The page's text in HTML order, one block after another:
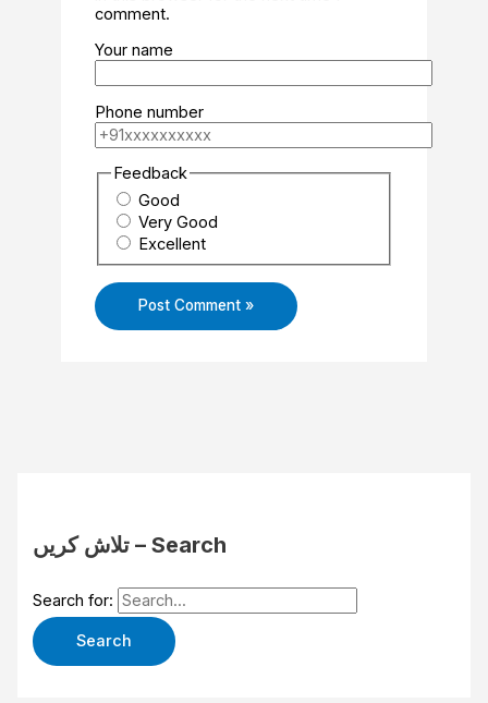
comment.
Your name
Phone number
Feedback
Good
Very Good
Excellent
تلاش کریں – Search
Search for: